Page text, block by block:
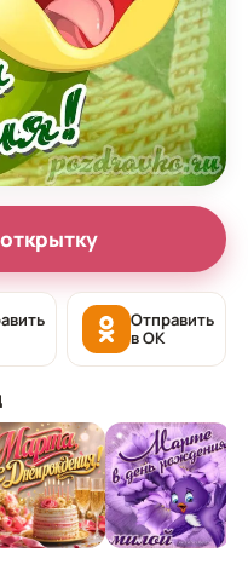
Отправить
в OK